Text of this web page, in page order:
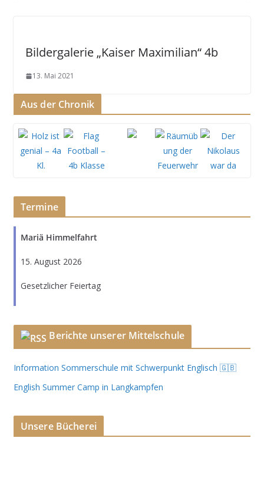
Bildergalerie „Kaiser Maximilian“ 4b
13. Mai 2021
Aus der Chronik
Termine
Mariä Himmelfahrt
15. August 2026
Gesetzlicher Feiertag
Berichte unserer Mittelschule
Information Sommerschule mit Schwerpunkt Englisch 🇬🇧
English Summer Camp in Langkampfen
Unsere Bücherei